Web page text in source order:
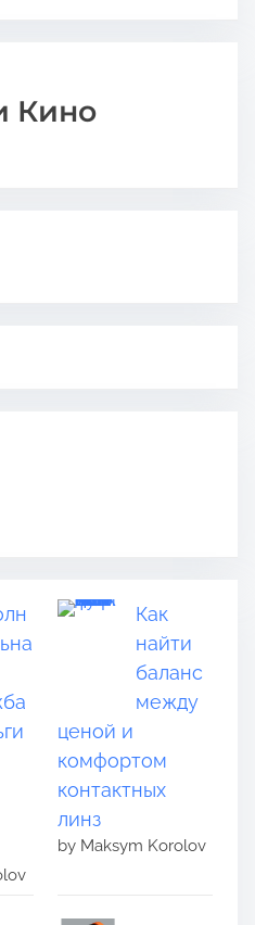
Кино
Как
найти
баланс
между
ценой и
комфортом
контактных
линз
by Maksym Korolov